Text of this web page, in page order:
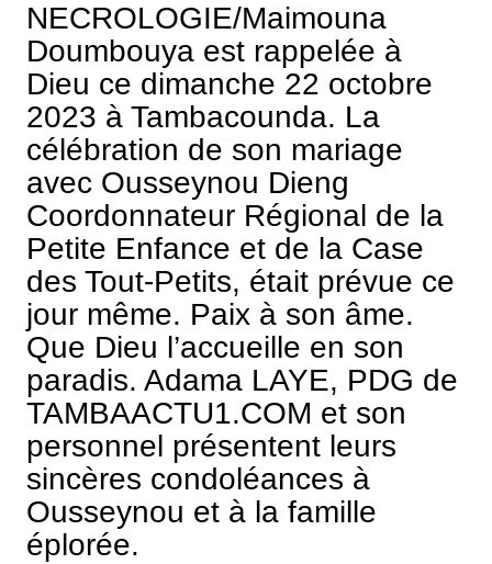
NECROLOGIE/Maimouna
Doumbouya est rappelée à
Dieu ce dimanche 22 octobre
2023 à Tambacounda. La
célébration de son mariage
avec Ousseynou Dieng
Coordonnateur Régional de la
Petite Enfance et de la Case
des Tout-Petits, était prévue ce
jour même. Paix à son âme.
Que Dieu l’accueille en son
paradis. Adama LAYE, PDG de
TAMBAACTU1.COM et son
personnel présentent leurs
sincères condoléances à
Ousseynou et à la famille
éplorée.